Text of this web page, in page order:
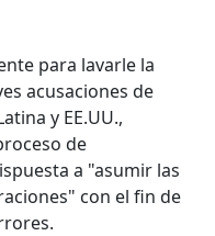
para lavarle la
acusaciones de
y EE.UU.,
de
a "asumir las
con el fin de